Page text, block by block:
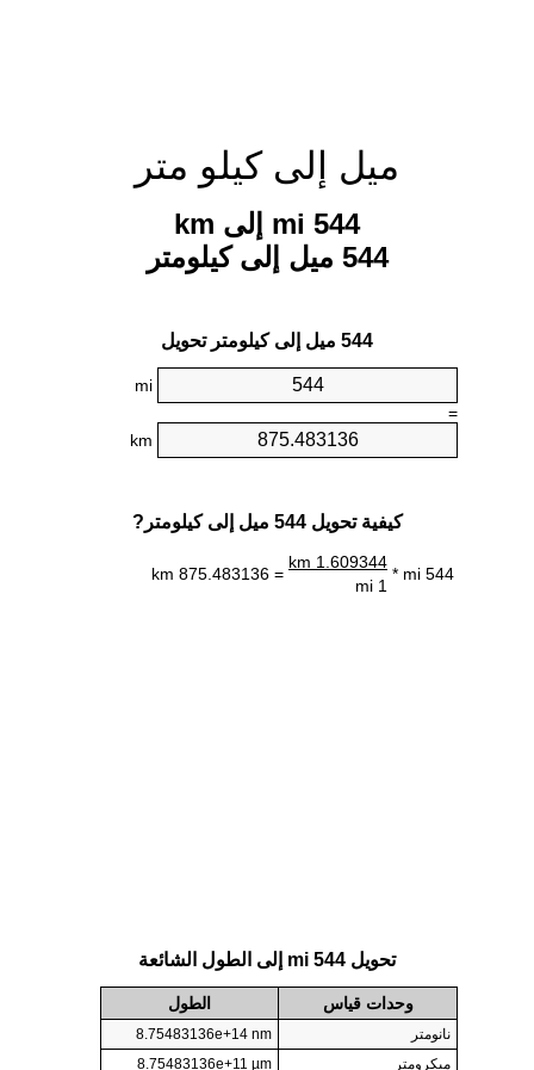
ميل إلى كيلو متر
544 mi إلى km
544 ميل إلى كيلومتر
544 ميل إلى كيلومتر تحويل
mi
=
km
كيفية تحويل 544 ميل إلى كيلومتر?
544 mi *
1.609344 km
= 875.483136 km
1 mi
تحويل 544 mi إلى الطول الشائعة
وحدات قياس الطول
نانومتر
8.75483136e+14 nm
ميكرومتر
8.75483136e+11 µm